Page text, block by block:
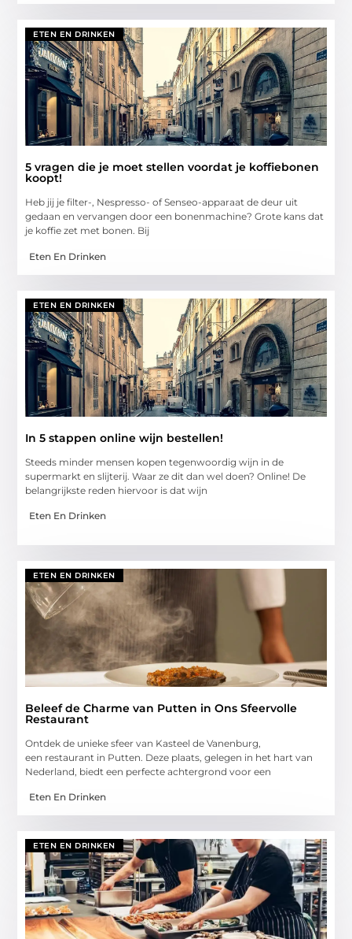
ETEN EN DRINKEN
5 vragen die je moet stellen voordat je koffiebonen
koopt!
Heb jij je filter-, Nespresso- of Senseo-apparaat de deur uit
gedaan en vervangen door een bonenmachine? Grote kans dat
je koffie zet met bonen. Bij
Eten En Drinken
ETEN EN DRINKEN
In 5 stappen online wijn bestellen!
Steeds minder mensen kopen tegenwoordig wijn in de
supermarkt en slijterij. Waar ze dit dan wel doen? Online! De
belangrijkste reden hiervoor is dat wijn
Eten En Drinken
ETEN EN DRINKEN
Beleef de Charme van Putten in Ons Sfeervolle
Restaurant
Ontdek de unieke sfeer van Kasteel de Vanenburg,
een restaurant in Putten. Deze plaats, gelegen in het hart van
Nederland, biedt een perfecte achtergrond voor een
Eten En Drinken
ETEN EN DRINKEN